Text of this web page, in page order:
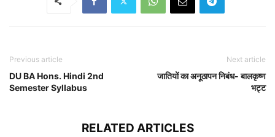
Previous article
DU BA Hons. Hindi 2nd
Semester Syllabus
Next article
जातियों का अनूठापन निबंध- बालकृष्ण
भट्ट
RELATED ARTICLES